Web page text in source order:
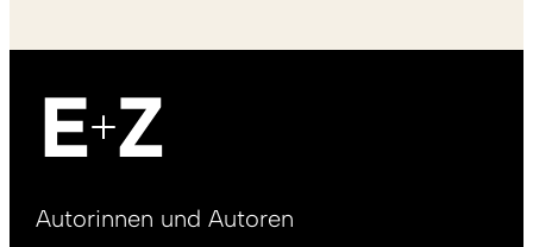
Footer
Autorinnen und Autoren